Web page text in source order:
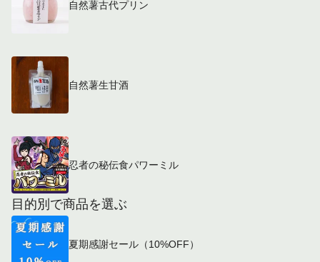
自然薯古代プリン
自然薯生甘酒
忍者の秘伝食パワーミル
目的別で商品を選ぶ
夏期感謝セール（10%OFF）